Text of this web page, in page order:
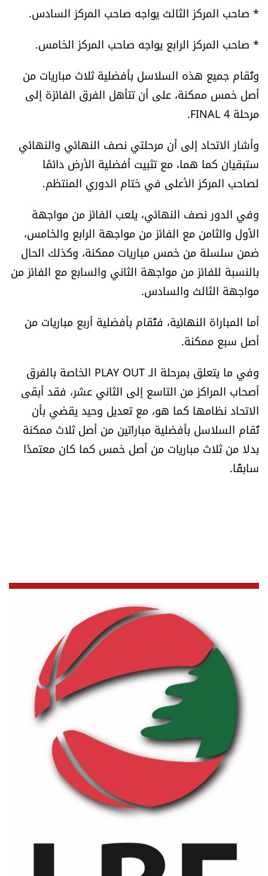
الرياضة
منوّعات
للتاريخ
من نحن
للتواصل معنا
شروط الاستخدام
شروط الإشتراك
Digital solutions by
* صاحب المركز الثالث يواجه صاحب المركز السادس.
* صاحب المركز الرابع يواجه صاحب المركز الخامس.
وتُقام جميع هذه السلاسل بأفضلية ثلاث مباريات من
أصل خمس ممكنة، على أن تتأهل الفرق الفائزة إلى
مرحلة FINAL 4.
وأشار الاتحاد إلى أن مرحلتي نصف النهائي والنهائي
ستبقيان كما هما، مع تثبيت أفضلية الأرض دائمًا
لصاحب المركز الأعلى في ختام الدوري المنتظم.
وفي الدور نصف النهائي، يلعب الفائز من مواجهة
الأول والثامن مع الفائز من مواجهة الرابع والخامس،
ضمن سلسلة من خمس مباريات ممكنة، وكذلك الحال
بالنسبة للفائز من مواجهة الثاني والسابع مع الفائز من
مواجهة الثالث والسادس.
أما المباراة النهائية، فتُقام بأفضلية أربع مباريات من
أصل سبع ممكنة.
وفي ما يتعلق بمرحلة الـ PLAY OUT الخاصة بالفرق
أصحاب المراكز من التاسع إلى الثاني عشر، فقد أبقى
الاتحاد نظامها كما هو، مع تعديل وحيد يقضي بأن
تُقام السلاسل بأفضلية مباراتين من أصل ثلاث ممكنة
بدلا من ثلاث مباريات من أصل خمس كما كان معتمدًا
سابقًا.